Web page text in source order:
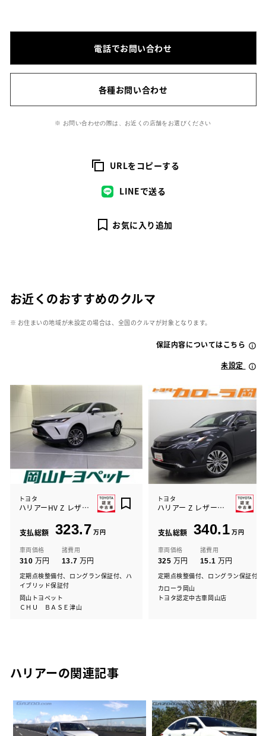
電話でお問い合わせ
各種お問い合わせ
※ お問い合わせの際は、お近くの店舗をお選びください
URLをコピーする
LINEで送る
お気に入り追加
お近くのおすすめのクルマ
※ お住まいの地域が未設定の場合は、全国のクルマが対象となります。
保証内容についてはこちら
未設定
トヨタ
ハリアーHV Z レザーパッケージ
支払総額 323.7 万円
車両価格
310 万円
諸費用
13.7 万円
定期点検整備付、ロングラン保証付、ハ
イブリッド保証付
岡山トヨペット
ＣＨＵ ＢＡＳＥ津山
トヨタ
ハリアー Z レザーパッケージ
支払総額 340.1 万円
車両価格
325 万円
諸費用
15.1 万円
定期点検整備付、ロングラン保証付
カローラ岡山
トヨタ認定中古車岡山店
ハリアーの関連記事